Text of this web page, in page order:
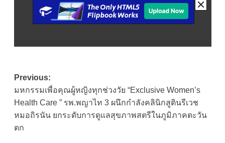
Post
navigation
Previous:
มหกรรมเพื่อคุณผู้หญิงทุกช่วงวัย “Exclusive Women’s
Health Care ” รพ.พญาไท 3 ผนึกกำลังคลินิกสูตินรีเวช
หมอถิรนัน ยกระดับการดูแลสุขภาพสตรีในภูมิภาคตะวัน
ตก